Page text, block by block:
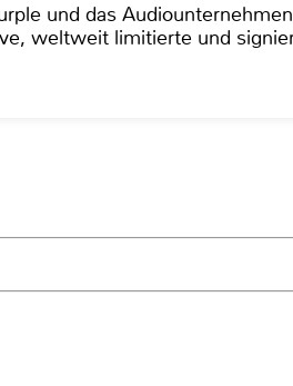
und das
weltweit limitierte und